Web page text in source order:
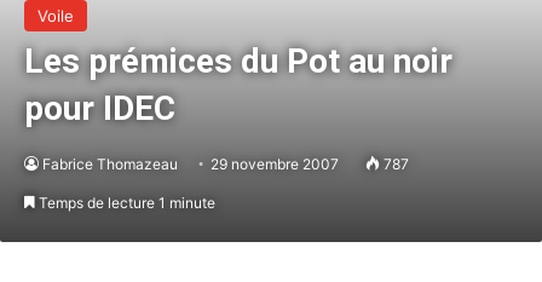
Voile
Les prémices du Pot au noir
pour IDEC
Fabrice Thomazeau 29 novembre 2007 787
Temps de lecture 1 minute